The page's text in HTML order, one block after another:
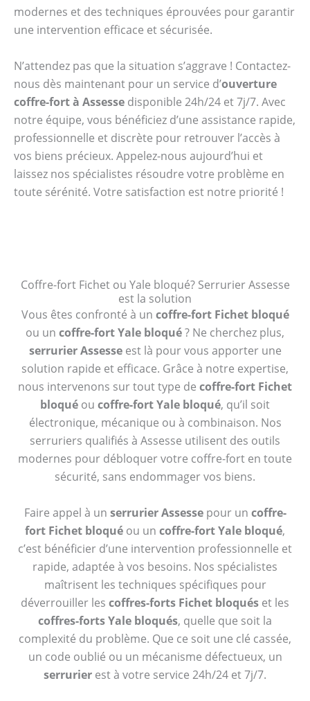
modernes et des techniques éprouvées pour garantir
une intervention efficace et sécurisée.
N’attendez pas que la situation s’aggrave ! Contactez-
nous dès maintenant pour un service d’ouverture
coffre-fort à Assesse disponible 24h/24 et 7j/7. Avec
notre équipe, vous bénéficiez d’une assistance rapide,
professionnelle et discrète pour retrouver l’accès à
vos biens précieux. Appelez-nous aujourd’hui et
laissez nos spécialistes résoudre votre problème en
toute sérénité. Votre satisfaction est notre priorité !
Coffre-fort Fichet ou Yale bloqué? Serrurier Assesse
est la solution
Vous êtes confronté à un coffre-fort Fichet bloqué
ou un coffre-fort Yale bloqué? Ne cherchez plus,
serrurier Assesseest là pour vous apporter une
solution rapide et efficace. Grâce à notre expertise,
nous intervenons sur tout type de coffre-fort Fichet
bloqué ou coffre-fort Yale bloqué, qu’il soit
électronique, mécanique ou à combinaison. Nos
serruriers qualifiés à Assesse utilisent des outils
modernes pour débloquer votre coffre-fort en toute
sécurité, sans endommager vos biens.
Faire appel à un serrurier Assessepour un coffre-
fort Fichet bloqué ou un coffre-fort Yale bloqué,
c’est bénéficier d’une intervention professionnelle et
rapide, adaptée à vos besoins. Nos spécialistes
maîtrisent les techniques spécifiques pour
déverrouiller les coffres-forts Fichet bloqués et les
coffres-forts Yale bloqués, quelle que soit la
complexité du problème. Que ce soit une clé cassée,
un code oublié ou un mécanisme défectueux, un
serrurier est à votre service 24h/24 et 7j/7.